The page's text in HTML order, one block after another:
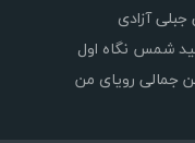
جبلی آزادی
شمس نگاه اول
جمالی رویای من